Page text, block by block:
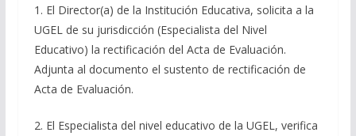
1. El Director(a) de la Institución Educativa, solicita a la
UGEL de su jurisdicción (Especialista del Nivel
Educativo) la rectificación del Acta de Evaluación.
Adjunta al documento el sustento de rectificación de
Acta de Evaluación.
2. El Especialista del nivel educativo de la UGEL, verifica